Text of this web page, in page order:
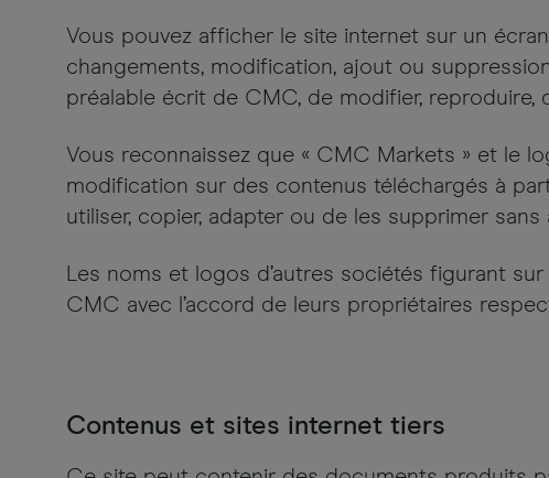
Vous pouvez afficher le site internet sur un
changements, modification, ajout ou
préalable écrit de CMC, de modifier,
Vous reconnaissez que « CMC Markets » et le
modification sur des contenus téléchargés à
utiliser, copier, adapter ou de les supprimer
Les noms et logos d’autres sociétés figurant
CMC avec l’accord de leurs propriétaires
Contenus et sites internet tiers